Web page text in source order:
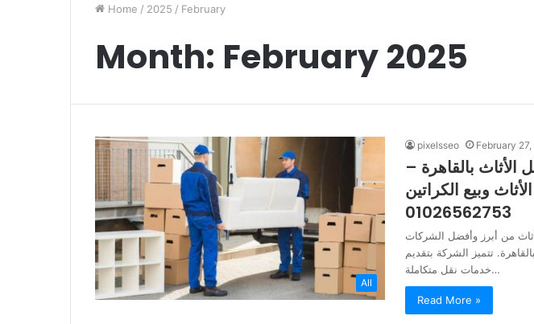
Home / 2025 / February
Month: February 2025
All
pixelsseo February
بالقاهرة –
وبيع الكراتين
01026562753
من أبرز وأفضل الشركات
تتميز الشركة بتقديم
خدمات نقل متكاملة…
Read More »